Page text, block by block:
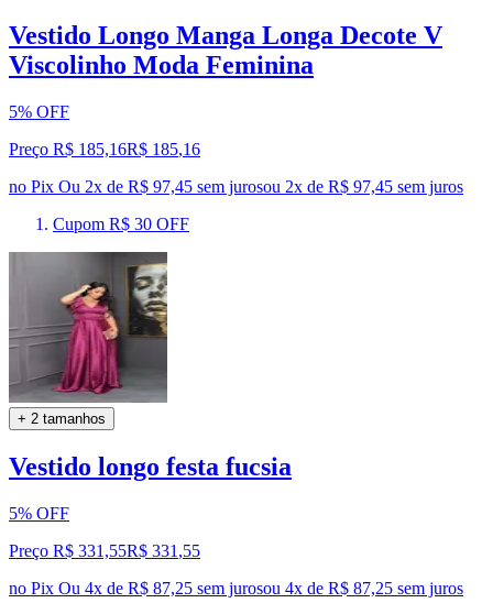
Vestido Longo Manga Longa Decote V
Viscolinho Moda Feminina
5% OFF
Preço R$ 185,16R$ 185,16
no Pix Ou 2x de R$ 97,45 sem jurosou 2x de R$ 97,45 sem juros
Cupom R$ 30 OFF
+ 2 tamanhos
Vestido longo festa fucsia
5% OFF
Preço R$ 331,55R$ 331 ,55
no Pix Ou 4x de R$ 87,25 sem jurosou 4x de R$ 87,25 sem juros